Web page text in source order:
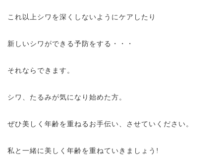
これ以上シワを深くしないようにケアしたり
新しいシワができる予防をする・・・
それならできます。
シワ、たるみが気になり始めた方。
ぜひ美しく年齢を重ねるお手伝い、させていください。
私と一緒に美しく年齢を重ねていきましょう!